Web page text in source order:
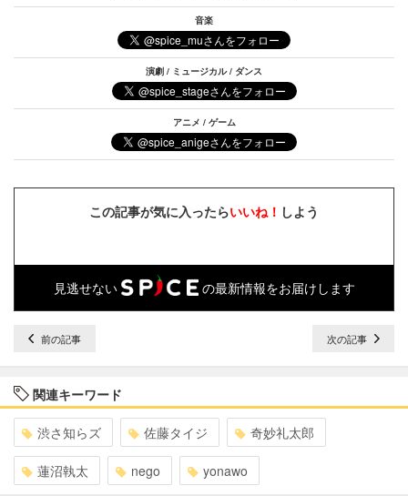
音楽
演劇 / ミュージカル / ダンス
アニメ / ゲーム
この記事が気に入ったらいいね！ しよう
見逃せない の最新情報をお届けします
前の記事 次の記事
関連キーワード
渋さ知らズ 佐藤タイジ 奇妙礼太郎
蓮沼執太 nego yonawo